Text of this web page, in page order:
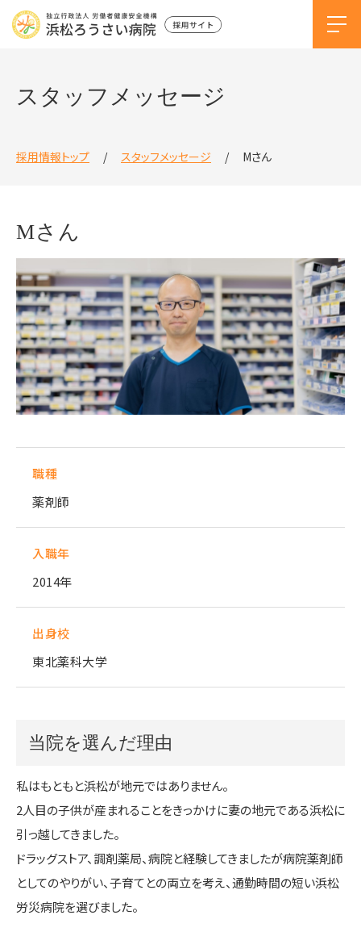
スタッフメッセージ
採用情報トップ スタッフメッセージ Mさん
Mさん
職種
薬剤師
入職年
2014年
出身校
東北薬科大学
当院を選んだ理由
私はもともと浜松が地元ではありません。
2人目の子供が産まれることをきっかけに妻の地元である浜松に
引っ越してきました。
ドラッグストア、調剤薬局、病院と経験してきましたが病院薬剤師
としてのやりがい、子育てとの両立を考え、通勤時間の短い浜松
労災病院を選びました。